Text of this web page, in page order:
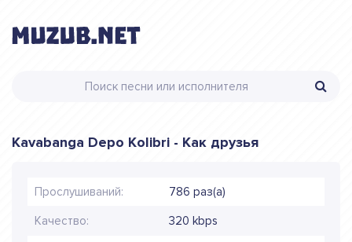
Kavabanga Depo Kolibri - Как друзья
Прослушиваний: 786 раз(а)
Качество: 320 kbps